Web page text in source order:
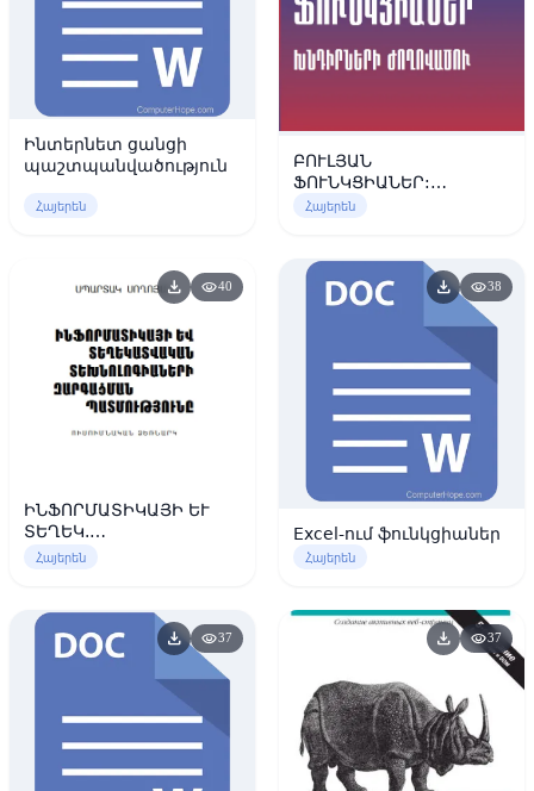
Ինտերնետ ցանցի
պաշտպանվածություն
Հայերեն
ԲՈՒԼՅԱՆ
ՖՈՒՆԿՑԻԱՆԵՐ:
ԽՆԴԻՐՆԵՐԻ
Հայերեն
download visibility40
ԻՆՖՈՐՄԱՏԻԿԱՅԻ ԵՒ
ՏԵՂԵԿ.
ՏԵԽՆՈԼՈԳԻԱՆԵՐԻ
Հայերեն
download visibility38
Excel-ում ֆունկցիաներ
Հայերեն
download visibility37 download visibility37